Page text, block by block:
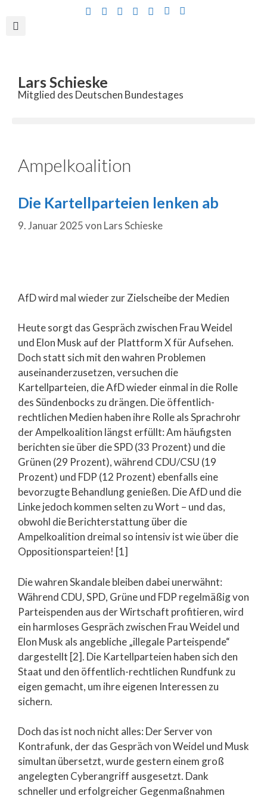
Lars Schieske
Mitglied des Deutschen Bundestages
Ampelkoalition
Die Kartellparteien lenken ab
9. Januar 2025von Lars Schieske
AfD wird mal wieder zur Zielscheibe der Medien
Heute sorgt das Gespräch zwischen Frau Weidel
und Elon Musk auf der Plattform X für Aufsehen.
Doch statt sich mit den wahren Problemen
auseinanderzusetzen, versuchen die
Kartellparteien, die AfD wieder einmal in die Rolle
des Sündenbocks zu drängen. Die öffentlich-
rechtlichen Medien haben ihre Rolle als Sprachrohr
der Ampelkoalition längst erfüllt: Am häufigsten
berichten sie über die SPD (33 Prozent) und die
Grünen (29 Prozent), während CDU/CSU (19
Prozent) und FDP (12 Prozent) ebenfalls eine
bevorzugte Behandlung genießen. Die AfD und die
Linke jedoch kommen selten zu Wort – und das,
obwohl die Berichterstattung über die
Ampelkoalition dreimal so intensiv ist wie über die
Oppositionsparteien! [1]
Die wahren Skandale bleiben dabei unerwähnt:
Während CDU, SPD, Grüne und FDP regelmäßig von
Parteispenden aus der Wirtschaft profitieren, wird
ein harmloses Gespräch zwischen Frau Weidel und
Elon Musk als angebliche „illegale Parteispende“
dargestellt [2]. Die Kartellparteien haben sich den
Staat und den öffentlich-rechtlichen Rundfunk zu
eigen gemacht, um ihre eigenen Interessen zu
sichern.
Doch das ist noch nicht alles: Der Server von
Kontrafunk, der das Gespräch von Weidel und Musk
simultan übersetzt, wurde gestern einem groß
angelegten Cyberangriff ausgesetzt. Dank
schneller und erfolgreicher Gegenmaßnahmen